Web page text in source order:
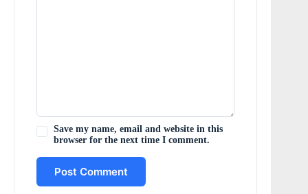
Save my name, email and website in this
browser for the next time I comment.
Post Comment